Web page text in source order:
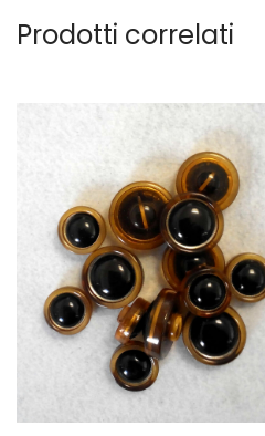
Prodotti correlati